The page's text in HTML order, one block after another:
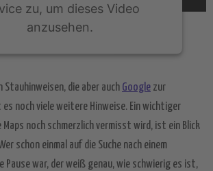
zu, um dieses Video
anzusehen.
Akzeptieren
byUsercentrics Consent
Platform&eRecht24
Stauhinweisen, die aber auch Google zur
noch viele weitere Hinweise. Ein wichtiger
Maps noch schmerzlich vermisst wird, ist ein Blick
schon einmal auf die Suche nach einem
Pause war, der weiß genau, wie schwierig es ist,